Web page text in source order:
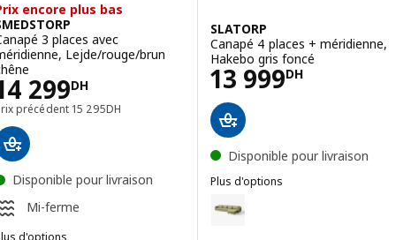
encore plus bas
3 places avec
Lejde/rouge/brun
299DH
14299DH
précédent 15 295DH
Prix précédent 15295DH
Disponible pour livraison
Mi-ferme
d'options
SLATORP
Canapé 4 places + méridienne,
Hakebo gris foncé
13 999DH
Prix 13999DH
Disponible pour livraison
Plus d'options
Option : SLATORP, Canapé 4